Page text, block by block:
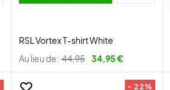
RSL Vortex T-shirt White
Au lieu de: 44,95 34,95 €
- 22%